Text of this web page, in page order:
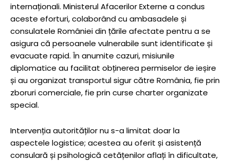
internaționali. Ministerul Afacerilor Externe a condus
aceste eforturi, colaborând cu ambasadele și
consulatele României din țările afectate pentru a se
asigura că persoanele vulnerabile sunt identificate și
evacuate rapid. În anumite cazuri, misiunile
diplomatice au facilitat obținerea permiselor de ieșire
și au organizat transportul sigur către România, fie prin
zboruri comerciale, fie prin curse charter organizate
special.
Intervenția autorităților nu s-a limitat doar la
aspectele logistice; acestea au oferit și asistență
consulară și psihologică cetățenilor aflați în dificultate,